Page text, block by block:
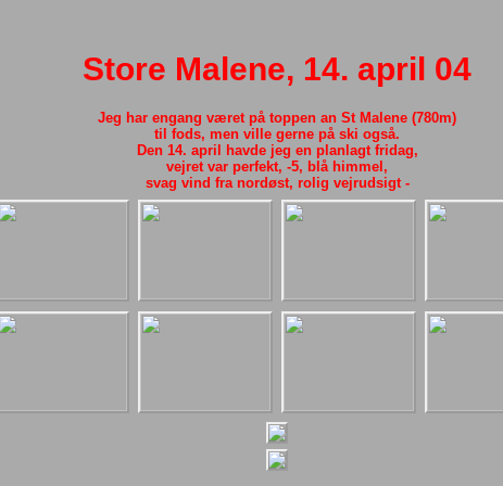
Store Malene, 14. april 04
Jeg har engang været på toppen an St Malene (780m)
til fods, men ville gerne på ski også.
Den 14. april havde jeg en planlagt fridag,
vejret var perfekt, -5, blå himmel,
svag vind fra nordøst, rolig vejrudsigt -